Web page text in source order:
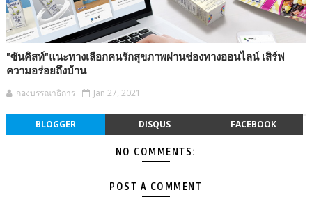
"ซันคิสท์"แนะทางเลือกคนรักสุขภาพผ่านช่องทางออนไลน์ เสิร์ฟ
ความอร่อยถึงบ้าน
กองบรรณาธิการ Jan 27, 2021
BLOGGER DISQUS FACEBOOK
NO COMMENTS:
POST A COMMENT